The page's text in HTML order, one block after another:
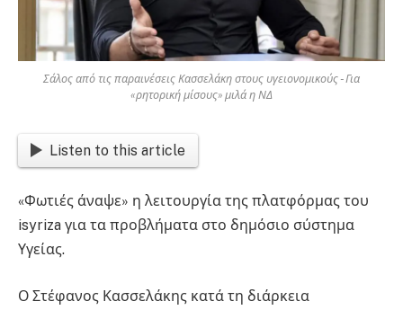
Σάλος από τις παραινέσεις Κασσελάκη στους υγειονομικούς - Για
«ρητορική μίσους» μιλά η ΝΔ
Listen to this article
«Φωτιές άναψε» η λειτουργία της πλατφόρμας του
isyriza για τα προβλήματα στο δημόσιο σύστημα
Υγείας.
Ο Στέφανος Κασσελάκης κατά τη διάρκεια